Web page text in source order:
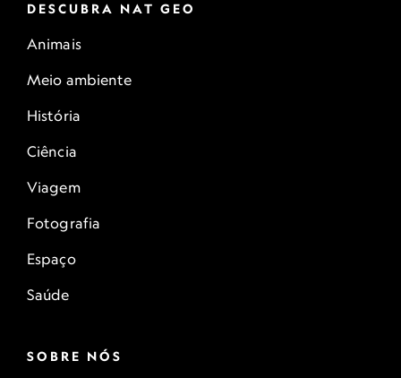
DESCUBRA NAT GEO
Animais
Meio ambiente
História
Ciência
Viagem
Fotografia
Espaço
Saúde
SOBRE NÓS